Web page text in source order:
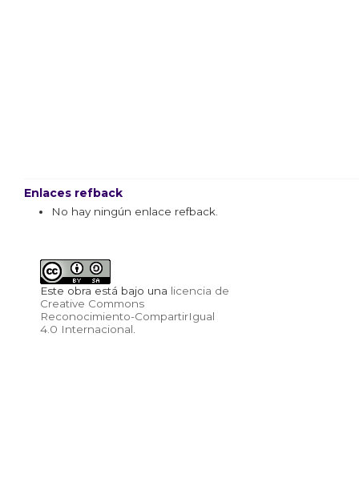
Enlaces refback
No hay ningún enlace refback.
Este obra está bajo una licencia de
Creative Commons
Reconocimiento-CompartirIgual
4.0 Internacional